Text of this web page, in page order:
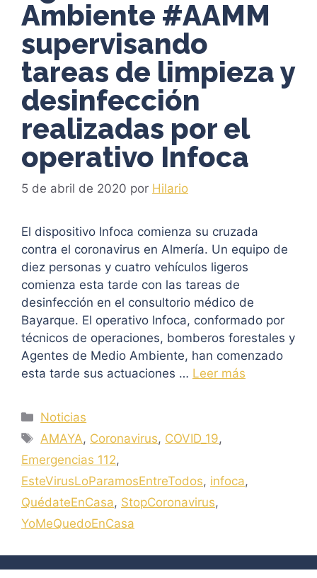
Ambiente #AAMM
supervisando
tareas de limpieza y
desinfección
realizadas por el
operativo Infoca
5 de abril de 2020 por Hilario
El dispositivo Infoca comienza su cruzada
contra el coronavirus en Almería. Un equipo de
diez personas y cuatro vehículos ligeros
comienza esta tarde con las tareas de
desinfección en el consultorio médico de
Bayarque. El operativo Infoca, conformado por
técnicos de operaciones, bomberos forestales y
Agentes de Medio Ambiente, han comenzado
esta tarde sus actuaciones … Leer más
Categorías
Noticias
Etiquetas
AMAYA, Coronavirus, COVID_19,
Emergencias 112,
EsteVirusLoParamosEntreTodos, infoca,
QuédateEnCasa, StopCoronavirus,
YoMeQuedoEnCasa